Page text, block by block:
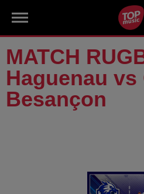
MATCH
Haguenau vs
Besançon